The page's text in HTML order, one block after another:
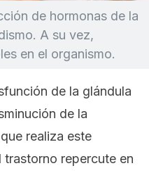
de hormonas de la
A su vez,
en el organismo.
de la glándula
de la
realiza este
repercute en